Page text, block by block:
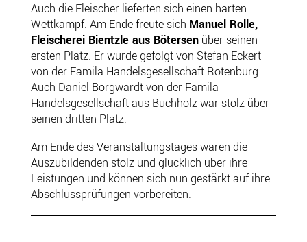
Auch die Fleischer lieferten sich einen harten
Wettkampf. Am Ende freute sich Manuel Rolle,
Fleischerei Bientzle aus Bötersenüber seinen
ersten Platz. Er wurde gefolgt von Stefan Eckert
von der Famila Handelsgesellschaft Rotenburg.
Auch Daniel Borgwardt von der Famila
Handelsgesellschaft aus Buchholz war stolz über
seinen dritten Platz.
Am Ende des Veranstaltungstages waren die
Auszubildenden stolz und glücklich über ihre
Leistungen und können sich nun gestärkt auf ihre
Abschlussprüfungen vorbereiten.